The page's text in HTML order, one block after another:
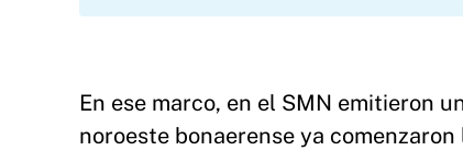
En ese marco, en el SMN emitieron
noroeste bonaerense ya